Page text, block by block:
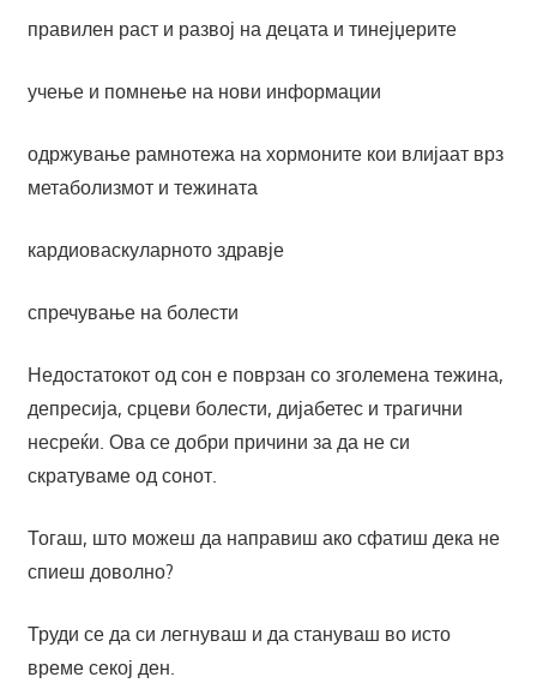
правилен раст и развој на децата и тинејџерите
учење и помнење на нови информации
одржување рамнотежа на хормоните кои влијаат врз
метаболизмот и тежината
кардиоваскуларното здравје
спречување на болести
Недостатокот од сон е поврзан со зголемена тежина,
депресија, срцеви болести, дијабетес и трагични
несреќи. Ова се добри причини за да не си
скратуваме од сонот.
Тогаш, што можеш да направиш ако сфатиш дека не
спиеш доволно?
Труди се да си легнуваш и да стануваш во исто
време секој ден.